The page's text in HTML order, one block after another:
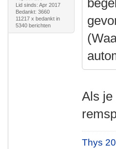
Lid sinds: Apr 2017
Bedankt: 3660
11217 x bedankt in
5340 berichten
Als je
Thys